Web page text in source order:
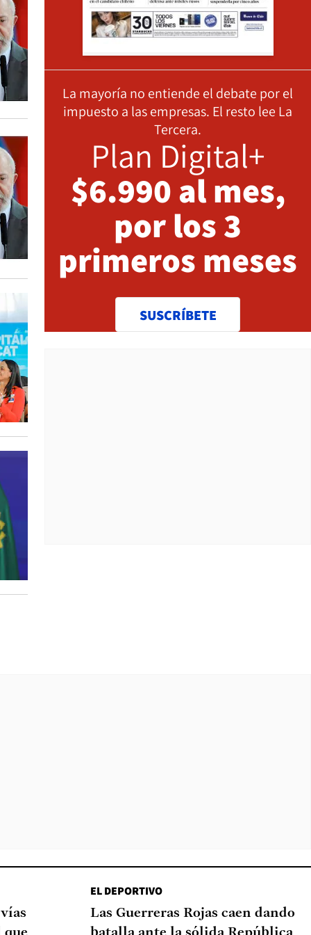
La mayoría no entiende el debate por el
impuesto a las empresas. El resto lee La
Tercera.
Plan Digital+
$6.990 al mes,
por los 3
primeros meses
SUSCRÍBETE
EL DEPORTIVO
Las Guerreras Rojas caen dando